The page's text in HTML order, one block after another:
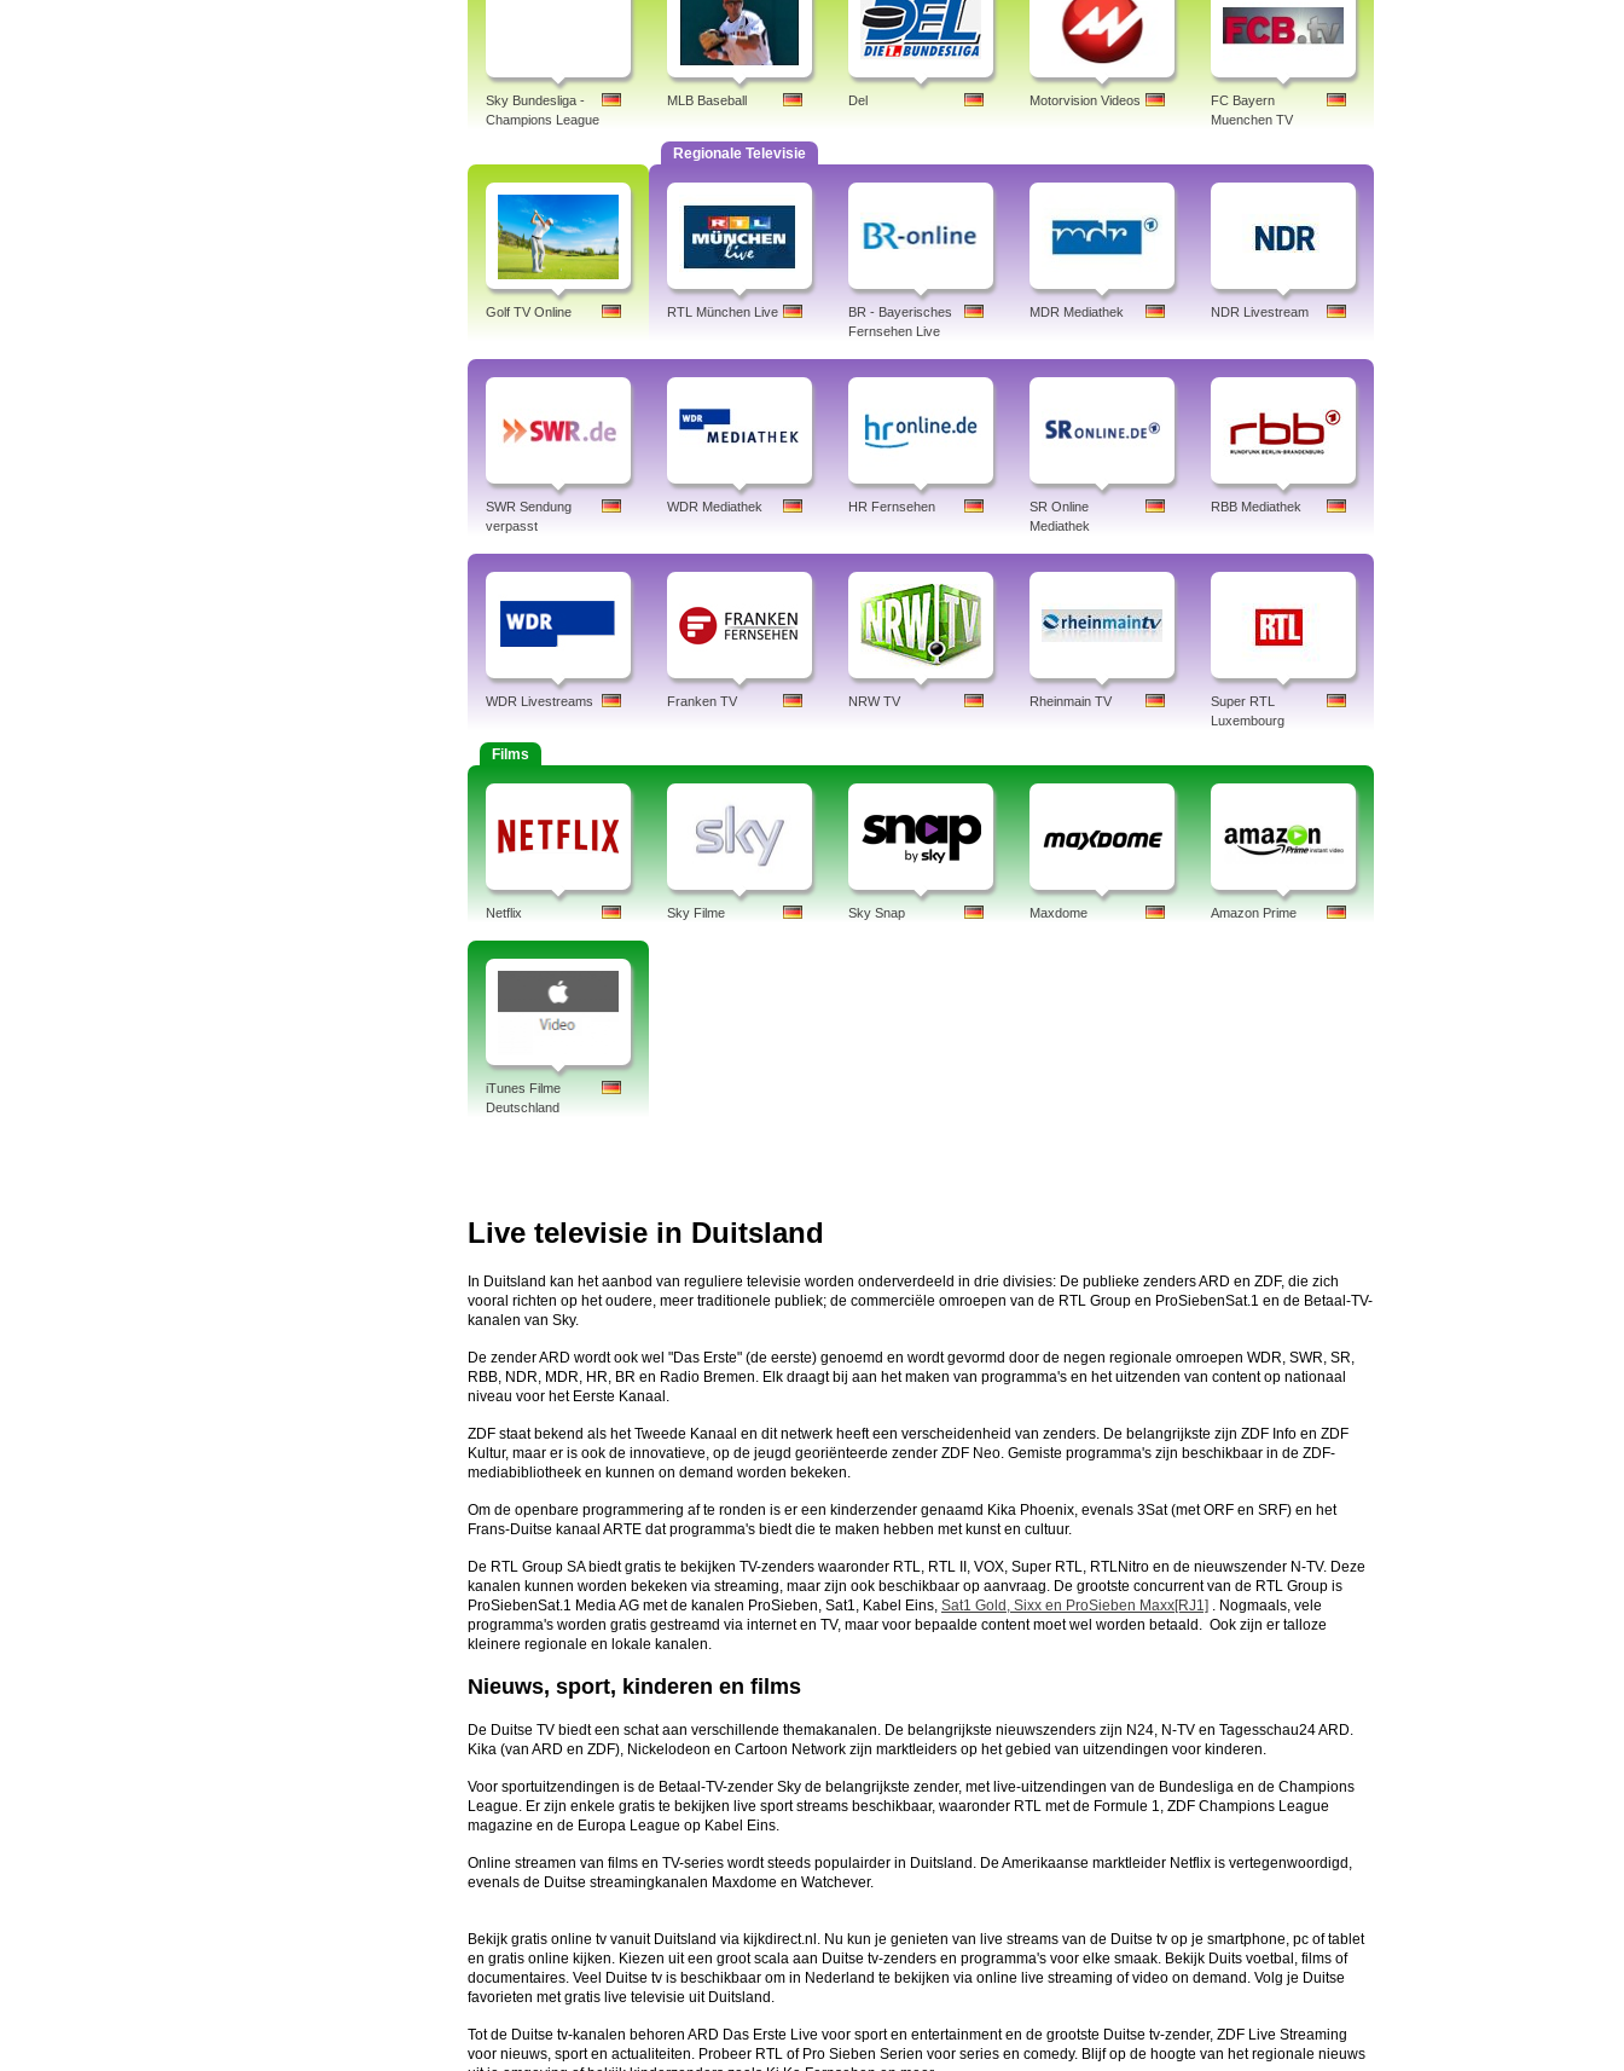
Sky Bundesliga -
Champions League
MLB Baseball Del Motorvision Videos
FC Bayern
Muenchen TV
Golf TV Online
Regionale Televisie
RTL München Live
BR - Bayerisches
Fernsehen Live
MDR Mediathek NDR Livestream
SWR Sendung
verpasst
WDR Mediathek HR Fernsehen
SR Online
Mediathek
RBB Mediathek
WDR Livestreams Franken TV NRW TV Rheinmain TV
Super RTL
Luxembourg
Films
Netflix Sky Filme Sky Snap Maxdome Amazon Prime
iTunes Filme
Deutschland
Live televisie in Duitsland
In Duitsland kan het aanbod van reguliere televisie worden onderverdeeld in drie divisies: De publieke zenders ARD en ZDF, die zich
vooral richten op het oudere, meer traditionele publiek; de commerciële omroepen van de RTL Group en ProSiebenSat.1 en de Betaal-TV-
kanalen van Sky.
De zender ARD wordt ook wel "Das Erste" (de eerste) genoemd en wordt gevormd door de negen regionale omroepen WDR, SWR, SR,
RBB, NDR, MDR, HR, BR en Radio Bremen. Elk draagt bij aan het maken van programma's en het uitzenden van content op nationaal
niveau voor het Eerste Kanaal.
ZDF staat bekend als het Tweede Kanaal en dit netwerk heeft een verscheidenheid van zenders. De belangrijkste zijn ZDF Info en ZDF
Kultur, maar er is ook de innovatieve, op de jeugd georiënteerde zender ZDF Neo. Gemiste programma's zijn beschikbaar in de ZDF-
mediabibliotheek en kunnen on demand worden bekeken.
Om de openbare programmering af te ronden is er een kinderzender genaamd Kika Phoenix, evenals 3Sat (met ORF en SRF) en het
Frans-Duitse kanaal ARTE dat programma's biedt die te maken hebben met kunst en cultuur.
De RTL Group SA biedt gratis te bekijken TV-zenders waaronder RTL, RTL II, VOX, Super RTL, RTLNitro en de nieuwszender N-TV. Deze
kanalen kunnen worden bekeken via streaming, maar zijn ook beschikbaar op aanvraag. De grootste concurrent van de RTL Group is
ProSiebenSat.1 Media AG met de kanalen ProSieben, Sat1, Kabel Eins, Sat1 Gold, Sixx en ProSieben Maxx[RJ1] . Nogmaals, vele
programma's worden gratis gestreamd via internet en TV, maar voor bepaalde content moet wel worden betaald. Ook zijn er talloze
kleinere regionale en lokale kanalen.
Nieuws, sport, kinderen en films
De Duitse TV biedt een schat aan verschillende themakanalen. De belangrijkste nieuwszenders zijn N24, N-TV en Tagesschau24 ARD.
Kika (van ARD en ZDF), Nickelodeon en Cartoon Network zijn marktleiders op het gebied van uitzendingen voor kinderen.
Voor sportuitzendingen is de Betaal-TV-zender Sky de belangrijkste zender, met live-uitzendingen van de Bundesliga en de Champions
League. Er zijn enkele gratis te bekijken live sport streams beschikbaar, waaronder RTL met de Formule 1, ZDF Champions League
magazine en de Europa League op Kabel Eins.
Online streamen van films en TV-series wordt steeds populairder in Duitsland. De Amerikaanse marktleider Netflix is vertegenwoordigd,
evenals de Duitse streamingkanalen Maxdome en Watchever.
Bekijk gratis online tv vanuit Duitsland via kijkdirect.nl. Nu kun je genieten van live streams van de Duitse tv op je smartphone, pc of tablet
en gratis online kijken. Kiezen uit een groot scala aan Duitse tv-zenders en programma's voor elke smaak. Bekijk Duits voetbal, films of
documentaires. Veel Duitse tv is beschikbaar om in Nederland te bekijken via online live streaming of video on demand. Volg je Duitse
favorieten met gratis live televisie uit Duitsland.
Tot de Duitse tv-kanalen behoren ARD Das Erste Live voor sport en entertainment en de grootste Duitse tv-zender, ZDF Live Streaming
voor nieuws, sport en actualiteiten. Probeer RTL of Pro Sieben Serien voor series en comedy. Blijf op de hoogte van het regionale nieuws